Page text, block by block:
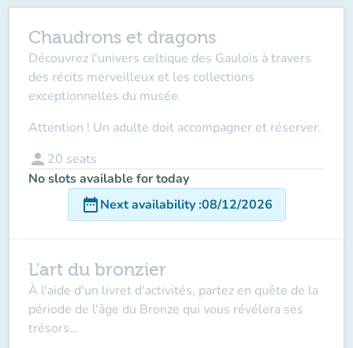
Chaudrons et dragons
Découvrez l'univers celtique des Gaulois à travers
des récits merveilleux et les collections
exceptionnelles du musée.
Attention ! Un adulte doit accompagner et réserver.
person 20 seats
No slots available for today
date_rangeNext availability:08/12/2026
L'art du bronzier
À l'aide d'un livret d'activités, partez en quête de la
période de l'âge du Bronze qui vous révélera ses
trésors...